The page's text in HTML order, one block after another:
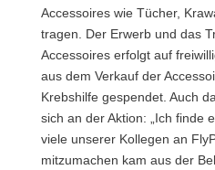
Accessoires wie Tücher,
tragen. Der Erwerb und das
Accessoires erfolgt auf
aus dem Verkauf der
Krebshilfe gespendet. Auch
sich an der Aktion: „Ich finde
viele unserer Kollegen an
mitzumachen kam aus der